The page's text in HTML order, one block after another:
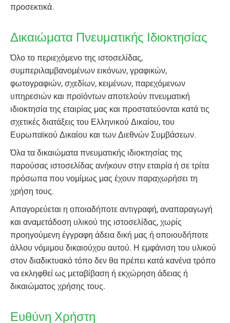
προσεκτικά.
Δικαιώματα Πνευματικής Ιδιοκτησίας
Όλο το περιεχόμενο της ιστοσελίδας,
συμπεριλαμβανομένων εικόνων, γραφικών,
φωτογραφιών, σχεδίων, κειμένων, παρεχόμενων
υπηρεσιών και προϊόντων αποτελούν πνευματική
ιδιοκτησία της εταιρίας μας και προστατεύονται κατά τις
σχετικές διατάξεις του Ελληνικού Δικαίου, του
Ευρωπαϊκού Δικαίου και των Διεθνών Συμβάσεων.
Όλα τα δικαιώματα πνευματικής ιδιοκτησίας της
παρούσας ιστοσελίδας ανήκουν στην εταιρία ή σε τρίτα
πρόσωπα που νομίμως μας έχουν παραχωρήσει τη
χρήση τους.
Απαγορεύεται η οποιαδήποτε αντιγραφή, αναπαραγωγή
και αναμετάδοση υλικού της ιστοσελίδας, χωρίς
προηγούμενη έγγραφη άδεια δική μας ή οποιουδήποτε
άλλου νόμιμου δικαιούχου αυτού. Η εμφάνιση του υλικού
στον διαδικτυακό τόπο δεν θα πρέπει κατά κανένα τρόπο
να εκληφθεί ως μεταβίβαση ή εκχώρηση άδειας ή
δικαιώματος χρήσης τους.
Ευθύνη Χρήστη